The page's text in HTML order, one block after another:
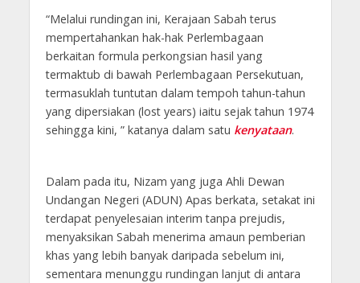
“Melalui rundingan ini, Kerajaan Sabah terus
mempertahankan hak-hak Perlembagaan
berkaitan formula perkongsian hasil yang
termaktub di bawah Perlembagaan Persekutuan,
termasuklah tuntutan dalam tempoh tahun-tahun
yang dipersiakan (lost years) iaitu sejak tahun 1974
sehingga kini, ” katanya dalam satu kenyataan.
Dalam pada itu, Nizam yang juga Ahli Dewan
Undangan Negeri (ADUN) Apas berkata, setakat ini
terdapat penyelesaian interim tanpa prejudis,
menyaksikan Sabah menerima amaun pemberian
khas yang lebih banyak daripada sebelum ini,
sementara menunggu rundingan lanjut di antara